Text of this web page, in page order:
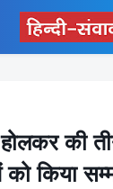
होलकर की
किया